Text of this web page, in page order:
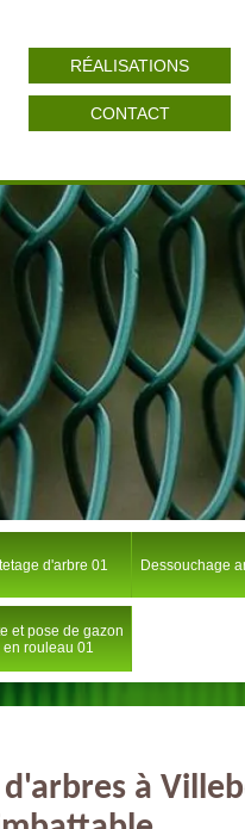
RÉALISATIONS
CONTACT
d'arbre 01 Dessouchage
et pose de gazon
en rouleau 01
à